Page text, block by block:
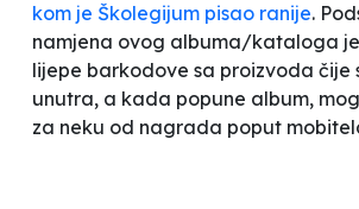
kom je Školegijum pisao ranije.
namjena ovog albuma/kataloga
lijepe barkodove sa proizvoda čije
unutra, a kada popune album,
za neku od nagrada poput